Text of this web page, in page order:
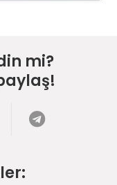
mi?